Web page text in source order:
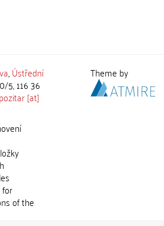
,Ústřední
5, 116 36
[at]
of the
Theme by